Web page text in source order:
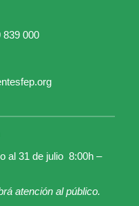
839 000
al 31 de julio 8:00h –
atención al público.